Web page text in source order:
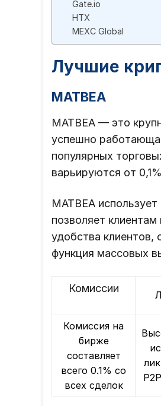
Gate.io
HTX
MEXC Global
Лучшие
MATBEA
MATBEA — это
успешно
популярных
варьируются от
MATBEA
позволяет
удобства
функция массовых
Комиссии
Комиссия на
бирже
составляет
всего 0.1% со
всех сделок